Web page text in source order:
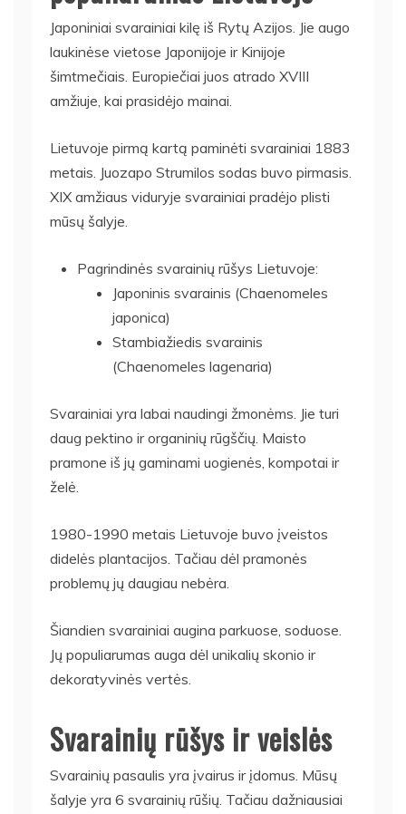
Japoniniai svarainiai kilę iš Rytų Azijos. Jie augo
laukinėse vietose Japonijoje ir Kinijoje
šimtmečiais. Europiečiai juos atrado XVIII
amžiuje, kai prasidėjo mainai.
Lietuvoje pirmą kartą paminėti svarainiai 1883
metais. Juozapo Strumilos sodas buvo pirmasis.
XIX amžiaus viduryje svarainiai pradėjo plisti
mūsų šalyje.
Pagrindinės svarainių rūšys Lietuvoje:
Japoninis svarainis (Chaenomeles
japonica)
Stambiažiedis svarainis
(Chaenomeles lagenaria)
Svarainiai yra labai naudingi žmonėms. Jie turi
daug pektino ir organinių rūgščių. Maisto
pramone iš jų gaminami uogienės, kompotai ir
želė.
1980-1990 metais Lietuvoje buvo įveistos
didelės plantacijos. Tačiau dėl pramonės
problemų jų daugiau nebėra.
Šiandien svarainiai augina parkuose, soduose.
Jų populiarumas auga dėl unikalių skonio ir
dekoratyvinės vertės.
Svarainių rūšys ir veislės
Svarainių pasaulis yra įvairus ir įdomus. Mūsų
šalyje yra 6 svarainių rūšių. Tačiau dažniausiai